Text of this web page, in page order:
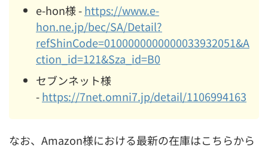
e-hon様 -https://www.e-
hon.ne.jp/bec/SA/Detail?
refShinCode=0100000000000033932051&A
ction_id=121&Sza_id=B0
セブンネット様
-https://7net.omni7.jp/detail/1106994163
なお、Amazon様における最新の在庫はこちらから